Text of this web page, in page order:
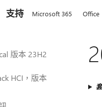
支持 Microsoft 365 Office
版本 23H2
HCI，版本